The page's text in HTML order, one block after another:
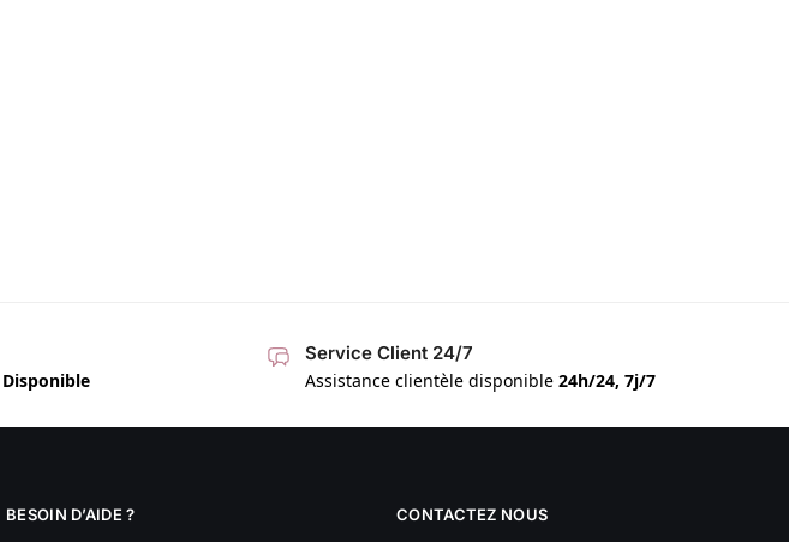
Disponible
Service Client 24/7
Assistance clientèle disponible 24h/24, 7j/7
BESOIN D’AIDE ? CONTACTEZ NOUS